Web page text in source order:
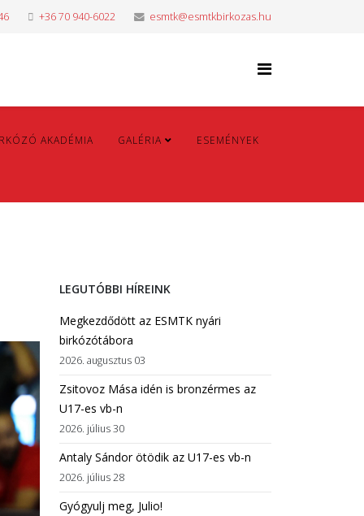
+36 70 940-6022 esmtk@esmtkbirkozas.hu
AKADÉMIA GALÉRIA ESEMÉNYEK
LEGUTÓBBI HÍREINK
Megkezdődött az ESMTK nyári
birkózótábora
2026. augusztus 03
Zsitovoz Mása idén is bronzérmes az
U17-es vb-n
2026. július 30
Antaly Sándor ötödik az U17-es vb-n
2026. július 28
Gyógyulj meg, Julio!